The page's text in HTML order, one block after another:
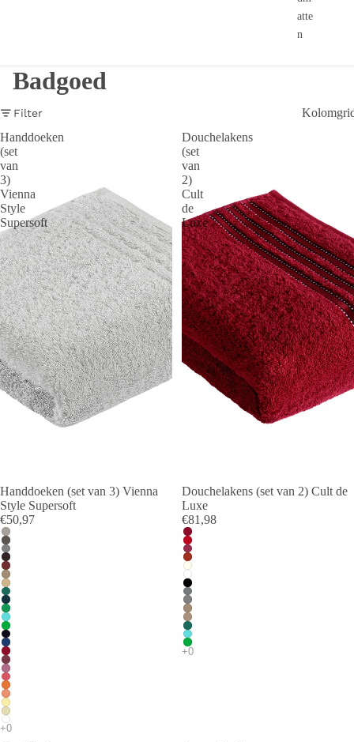
atte
n
Badgoed
Filter
Handdoeken
(set
van
3)
Vienna
Style
Supersoft
Handdoeken (set van 3) Vienna
Style Supersoft
€50,97
Douchelakens
(set
van
2)
Cult
de
Luxe
Douchelakens (set van 2) Cult de
Luxe
€81,98